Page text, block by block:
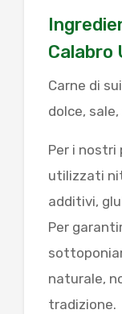
Calabro
Carne di
dolce,
Per i
utilizzati
additivi,
Per
naturale,
tradizione.